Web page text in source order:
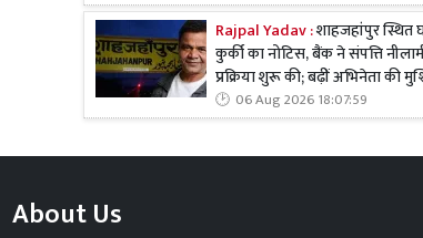
Rajpal Yadav :शाहजहांपुर स्थित
कुर्की का नोटिस, बैंक ने संपत्ति
प्रक्रिया शुरू की; बढ़ीं अभिनेता की
06 Aug 2026 18:07:59
About Us